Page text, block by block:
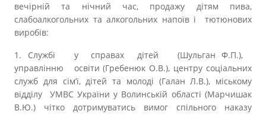
вечірній та нічний час, продажу дітям пива,
слабоалкогольних та алкогольних напоїв і тютюнових
виробів:
1. Службі у справах дітей (Шульган Ф.П.),
управлінню освіти (Гребенюк О.В.), центру соціальних
служб для сім’ї, дітей та молоді (Галан Л.В.), міському
відділу УМВС України у Волинській області (Марчишак
В.Ю.) чітко дотримуватись вимог спільного наказу